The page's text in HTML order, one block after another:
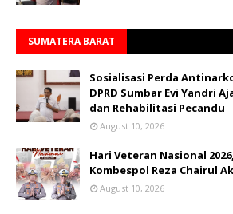
SUMATERA BARAT
Sosialisasi Perda
DPRD Sumbar Evi Yandri
dan Rehabilitasi Pecandu
August 10, 2026
Hari Veteran Nasional
Kombespol Reza Chairul
August 10, 2026